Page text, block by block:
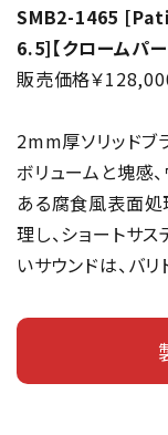
SMB2-1465
6.5]【クロームパ
販売価格￥128,000
2mm厚ソリッドブ
ボリュームと塊感
ある腐食風表面処
理し、ショートサ
いサウンドは、バ